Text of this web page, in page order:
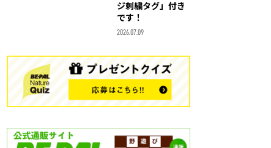
ジ刺繍タグ」付き
です！
2026.07.09